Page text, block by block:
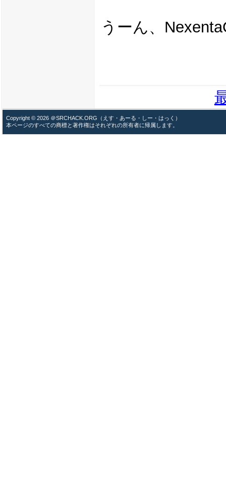
うーん、
Copyright © 2026 ＠SRCHACK.ORG（えす・あーる・しー・はっく）
本ページのすべての商標と著作権はそれぞれの所有者に帰属します。